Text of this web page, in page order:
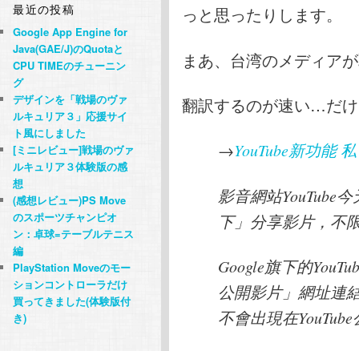
っと思ったりします。
まあ、台湾のメディア
翻訳するのが速い…だ
→YouTube新功能
影音網站YouTube
下」分享影片，不
Google旗下的
公開影片」網址連
不會出現在
最近の投稿
Google App Engine for
Java(GAE/J)のQuotaと
CPU TIMEのチューニン
グ
デザインを「戦場のヴァ
ルキュリア３」応援サイ
ト風にしました
[ミニレビュー]戦場のヴァ
ルキュリア３体験版の感
想
(感想レビュー)PS Move
のスポーツチャンピオ
ン：卓球=テーブルテニス
編
PlayStation Moveのモー
ションコントローラだけ
買ってきました(体験版付
き)